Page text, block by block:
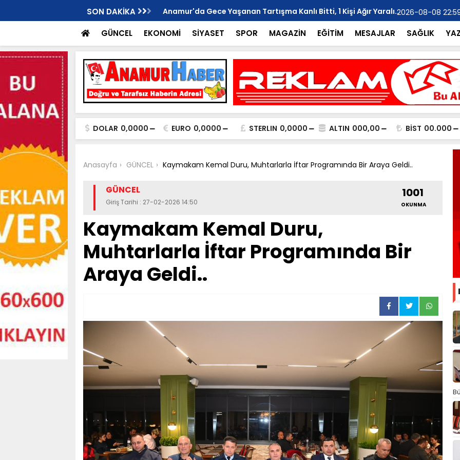
SON DAKİKA
KURUCU İLÇE BAŞKANI OLDU.. Anamur'da Gece Yaşanan Tartışma Kanlı Bitti, 1 Kişi Ağır Yaralı.. YILMAZ;
2026-08-08
GÜNCEL EKONOMİ SİYASET SPOR MAGAZİN EĞİTİM MESAJLAR SAĞLIK
DOLAR 0,0000 EURO 0,0000 STERLIN 0,0000 ALTIN 000,00 BİST 00.000
Anasayfa GÜNCEL Kaymakam Kemal Duru, Muhtarlarla İftar Programında Bir Araya Geldi..
GÜNCEL
Giriş Tarihi : 27-02-2026 14:50
1001
OKUNMA
Kaymakam Kemal Duru,
Muhtarlarla İftar Programında Bir
Araya Geldi..